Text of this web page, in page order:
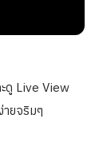
ดู Live View
ยจริมๆ